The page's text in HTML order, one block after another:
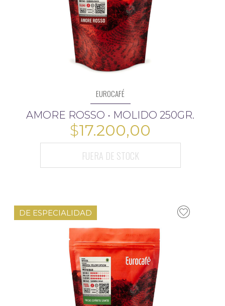
EUROCAFÉ
AMORE ROSSO • MOLIDO 250GR.
$17.200,00
FUERA DE STOCK
DE ESPECIALIDAD